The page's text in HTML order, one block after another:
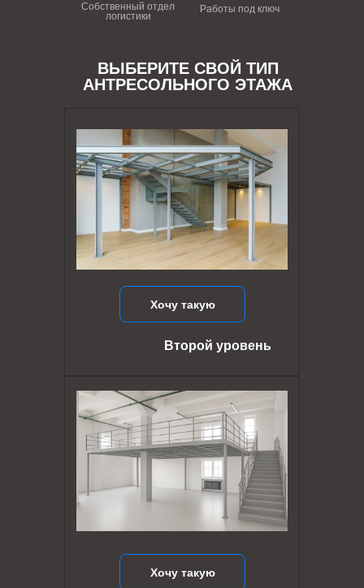
Собственный отдел
логистики
Работы под ключ
ВЫБЕРИТЕ СВОЙ ТИП
АНТРЕСОЛЬНОГО ЭТАЖА
Хочу такую
Хочу такую
Второй уровень